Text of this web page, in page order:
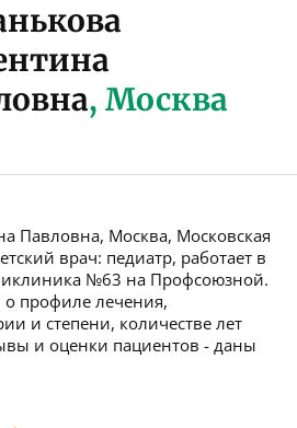
, Москва
Павловна, Москва, Московская
врач: педиатр, работает в
№63 на Профсоюзной.
профиле лечения,
и степени, количестве лет
и оценки пациентов - даны